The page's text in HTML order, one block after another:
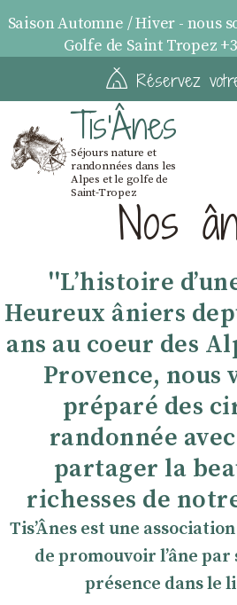
Saison Automne / Hiver - nous
Golfe de Saint Tropez
Réservez
Tis'Ânes
Séjours nature et
randonnées dans les
Alpes et le golfe de
Saint-TropezNos
''Lʼhistoire
Heureux âniers
ans au coeur des
Provence, nous
préparé des
randonnée
partager la
richesses de
TisʼÂnes est une
de promouvoir lʼâne
présence dans le